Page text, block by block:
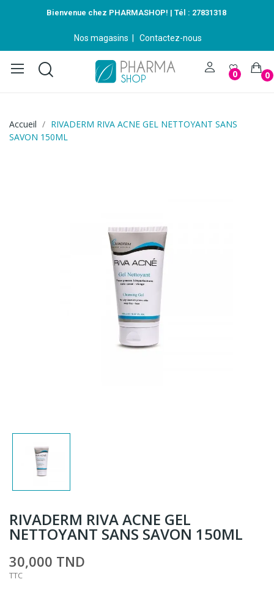
Bienvenue chez PHARMASHOP! | Tél : 27831318
Nos magasins Contactez-nous
0 0
Accueil
RIVADERM RIVA ACNE GEL NETTOYANT SANS
SAVON 150ML
RIVADERM RIVA ACNE GEL
NETTOYANT SANS SAVON 150ML
30,000 TND
TTC